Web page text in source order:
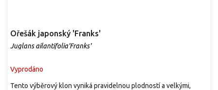
Ořešák japonský 'Franks'
Juglans ailantifolia'Franks'
Vyprodáno
Tento výběrový klon vyniká pravidelnou plodností a velkými,